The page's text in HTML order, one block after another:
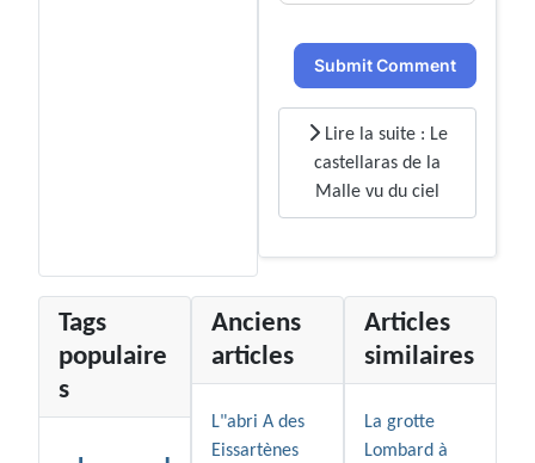
Submit Comment
Lire la suite : Le
castellaras de la
Malle vu du ciel
Tags
populaire
s
Anciens
articles
L"abri A des
Eissartènes
Articles
similaires
La grotte
Lombard à